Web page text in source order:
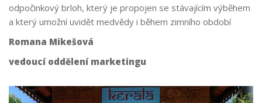
odpočinkový brloh, který je propojen se stávajícím výběhem
a který umožní uvidět medvědy i během zimního období
Romana Mikešová
vedoucí oddělení marketingu